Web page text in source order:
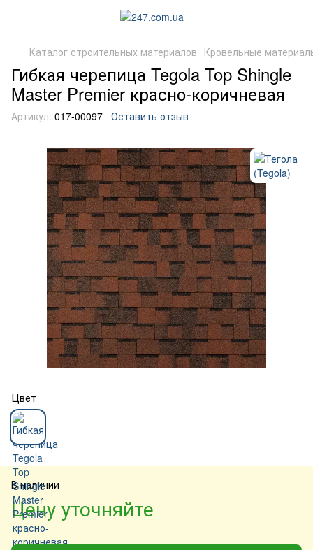
Каталог строительных материалов Кровельные
Гибкая черепица Tegola Top Shingle
Master Premier красно-коричневая
Артикул: 017-00097 Оставить отзыв
Цвет
В наличии
Цену уточняйте